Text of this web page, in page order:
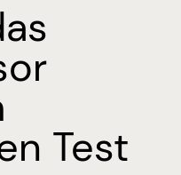
Test